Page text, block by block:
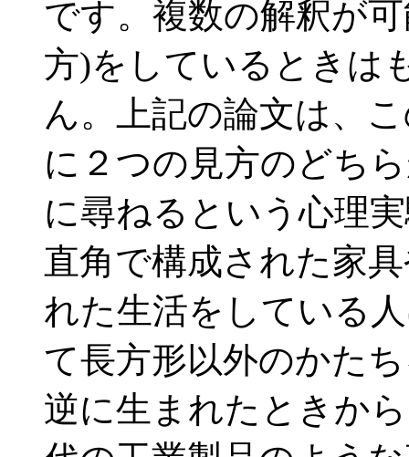
です。複数の解釈が
方)をしているときは
ん。上記の論文は、
に２つの見方のどち
に尋ねるという心理
直角で構成された家
れた生活をしている
て長方形以外のかた
逆に生まれたときか